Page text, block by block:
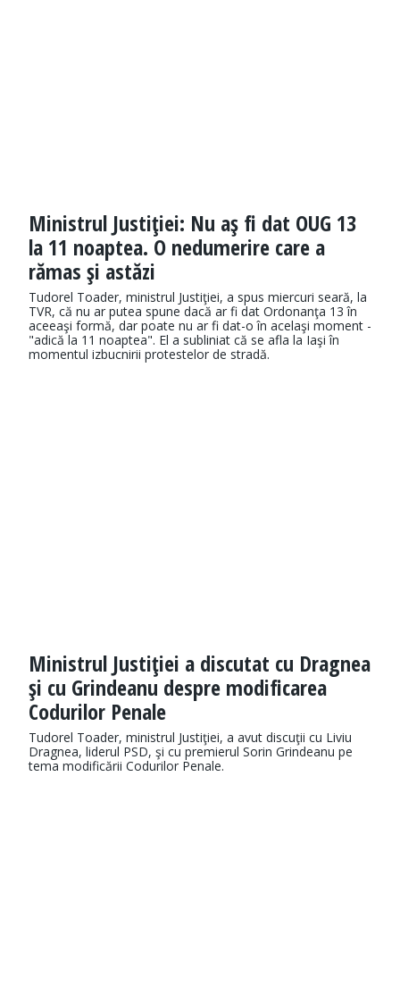
Ministrul Justiţiei: Nu aş fi dat OUG 13
la 11 noaptea. O nedumerire care a
rămas şi astăzi
Tudorel Toader, ministrul Justiţiei, a spus miercuri seară, la
TVR, că nu ar putea spune dacă ar fi dat Ordonanţa 13 în
aceeaşi formă, dar poate nu ar fi dat-o în acelaşi moment -
"adică la 11 noaptea". El a subliniat că se afla la Iaşi în
momentul izbucnirii protestelor de stradă.
Ministrul Justiţiei a discutat cu Dragnea
şi cu Grindeanu despre modificarea
Codurilor Penale
Tudorel Toader, ministrul Justiţiei, a avut discuţii cu Liviu
Dragnea, liderul PSD, şi cu premierul Sorin Grindeanu pe
tema modificării Codurilor Penale.